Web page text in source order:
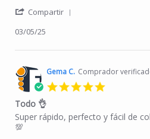
Compartir
03/05/25
Gema C. Comprador
Todo 👌
Review by Gema C. on 6 May 2024
review stating Todo 👌
Super rápido, perfecto y fácil de
💯